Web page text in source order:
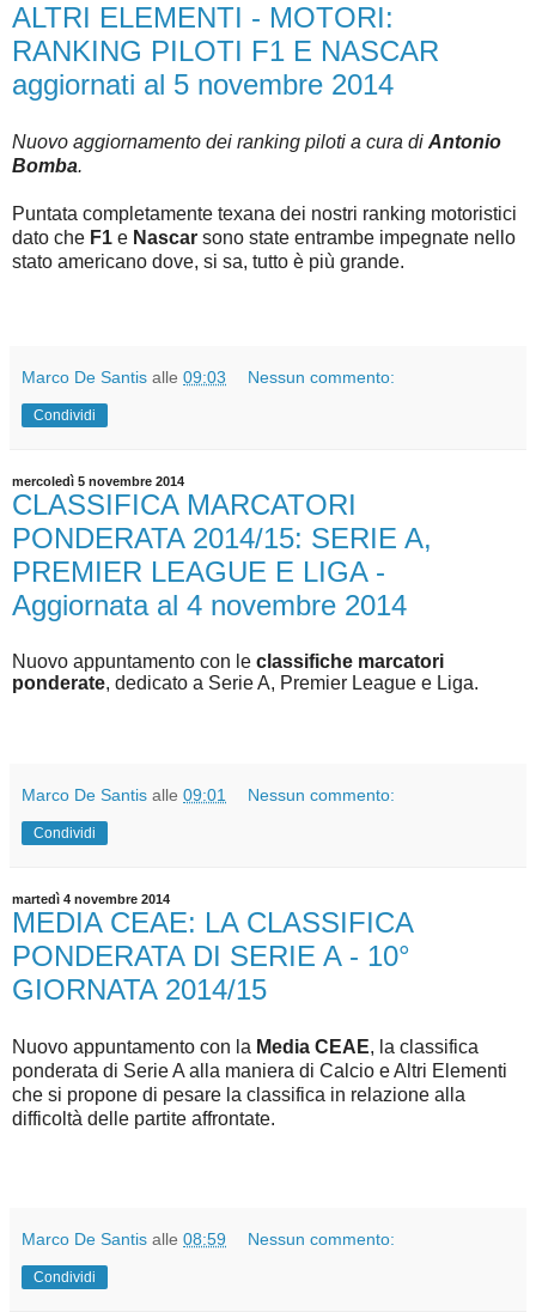
ALTRI ELEMENTI - MOTORI:
RANKING PILOTI F1 E NASCAR
aggiornati al 5 novembre 2014
Nuovo aggiornamento dei ranking piloti a cura di Antonio
Bomba.
Puntata completamente texana dei nostri ranking motoristici
dato che F1 e Nascar sono state entrambe impegnate nello
stato americano dove, si sa, tutto è più grande.
Marco De Santis alle 09:03 Nessun commento:
Condividi
mercoledì 5 novembre 2014
CLASSIFICA MARCATORI
PONDERATA 2014/15: SERIE A,
PREMIER LEAGUE E LIGA -
Aggiornata al 4 novembre 2014
Nuovo appuntamento con le classifiche marcatori
ponderate, dedicato a Serie A, Premier League e Liga.
Marco De Santis alle 09:01 Nessun commento:
Condividi
martedì 4 novembre 2014
MEDIA CEAE: LA CLASSIFICA
PONDERATA DI SERIE A - 10°
GIORNATA 2014/15
Nuovo appuntamento con la Media CEAE, la classifica
ponderata di Serie A alla maniera di Calcio e Altri Elementi
che si propone di pesare la classifica in relazione alla
difficoltà delle partite affrontate.
Marco De Santis alle 08:59 Nessun commento:
Condividi